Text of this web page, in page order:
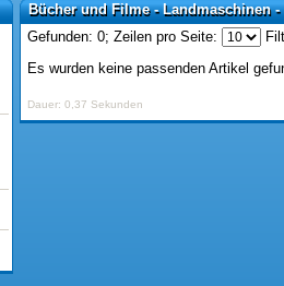
Bücher und Filme - Landmaschinen -
Bücher und Filme - Landmaschinen -
Gefunden: 0; Zeilen pro Seite:
Es wurden keine passenden Artikel
Dauer: 0,37 Sekunden